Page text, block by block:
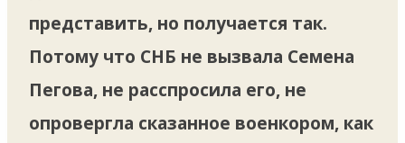
представить, но получается так.
Потому что СНБ не вызвала Семена
Пегова, не расспросила его, не
опровергла сказанное военкором, как